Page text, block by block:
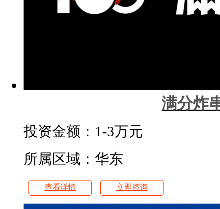
满分炸
投资金额： 1-3万元
所属区域：华东
查看详情 立即咨询